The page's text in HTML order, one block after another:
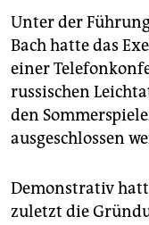
Unter der
Bach hatte das
einer
russischen
den
ausgeschlossen
Demonstrativ
zuletzt die